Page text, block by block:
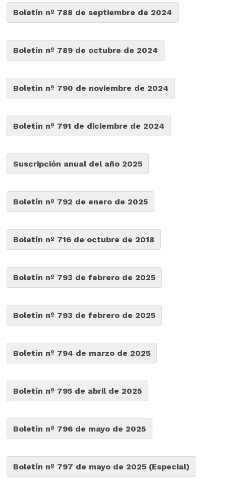
Boletín nº 788 de septiembre de 2024
Boletín nº 789 de octubre de 2024
Boletín nº 790 de noviembre de 2024
Boletín nº 791 de diciembre de 2024
Suscripción anual del año 2025
Boletín nº 792 de enero de 2025
Boletín nº 716 de octubre de 2018
Boletín nº 793 de febrero de 2025
Boletín nº 793 de febrero de 2025
Boletín nº 794 de marzo de 2025
Boletín nº 795 de abril de 2025
Boletín nº 796 de mayo de 2025
Boletín nº 797 de mayo de 2025 (Especial)